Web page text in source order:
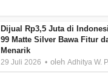
Dijual Rp3,5 Juta di
99 Matte Silver Bawa Fitur
Menarik
29 Juli 2026 olehAdhitya W. P.